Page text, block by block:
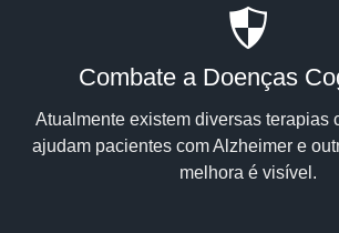
Combate a Doenças
Atualmente existem diversas terapias
ajudam pacientes com Alzheimer e
melhora é visível.